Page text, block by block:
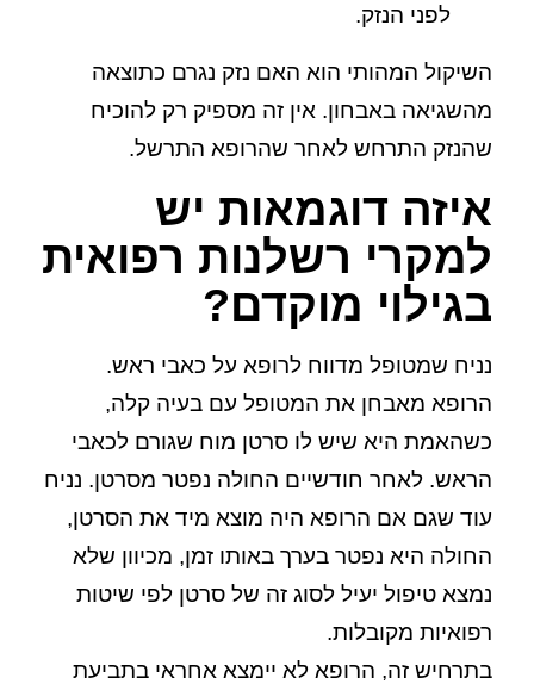
לפני הנזק.
השיקול המהותי הוא האם נזק נגרם כתוצאה
מהשגיאה באבחון. אין זה מספיק רק להוכיח
שהנזק התרחש לאחר שהרופא התרשל.
איזה דוגמאות יש
למקרי רשלנות רפואית
בגילוי מוקדם?
נניח שמטופל מדווח לרופא על כאבי ראש.
הרופא מאבחן את המטופל עם בעיה קלה,
כשהאמת היא שיש לו סרטן מוח שגורם לכאבי
הראש. לאחר חודשיים החולה נפטר מסרטן. נניח
עוד שגם אם הרופא היה מוצא מיד את הסרטן,
החולה היא נפטר בערך באותו זמן, מכיוון שלא
נמצא טיפול יעיל לסוג זה של סרטן לפי שיטות
רפואיות מקובלות.
בתרחיש זה, הרופא לא יימצא אחראי בתביעת